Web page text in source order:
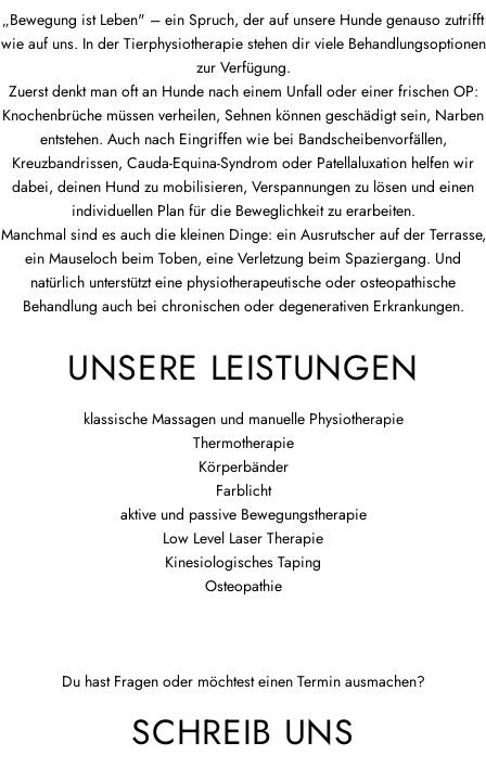
„Bewegung ist Leben" – ein Spruch, der auf unsere Hunde genauso zutrifft
wie auf uns. In der Tierphysiotherapie stehen dir viele Behandlungsoptionen
zur Verfügung.
Zuerst denkt man oft an Hunde nach einem Unfall oder einer frischen OP:
Knochenbrüche müssen verheilen, Sehnen können geschädigt sein, Narben
entstehen. Auch nach Eingriffen wie bei Bandscheibenvorfällen,
Kreuzbandrissen, Cauda-Equina-Syndrom oder Patellaluxation helfen wir
dabei, deinen Hund zu mobilisieren, Verspannungen zu lösen und einen
individuellen Plan für die Beweglichkeit zu erarbeiten.
Manchmal sind es auch die kleinen Dinge: ein Ausrutscher auf der Terrasse,
ein Mauseloch beim Toben, eine Verletzung beim Spaziergang. Und
natürlich unterstützt eine physiotherapeutische oder osteopathische
Behandlung auch bei chronischen oder degenerativen Erkrankungen.
UNSERE LEISTUNGEN
klassische Massagen und manuelle Physiotherapie
Thermotherapie
Körperbänder
Farblicht
aktive und passive Bewegungstherapie
Low Level Laser Therapie
Kinesiologisches Taping
Osteopathie
Du hast Fragen oder möchtest einen Termin ausmachen?
SCHREIB UNS